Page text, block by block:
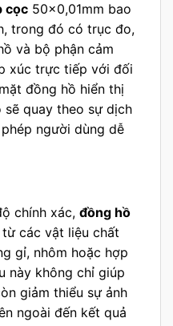
cọc 50×0,01mm bao
trong đó có trục đo,
và bộ phận cảm
xúc trực tiếp với đối
đồng hồ hiển thị
quay theo sự dịch
người dùng dễ
chính xác, đồng hồ
các vật liệu chất
gỉ, nhôm hoặc hợp
này không chỉ giúp
giảm thiểu sự ảnh
ngoài đến kết quả